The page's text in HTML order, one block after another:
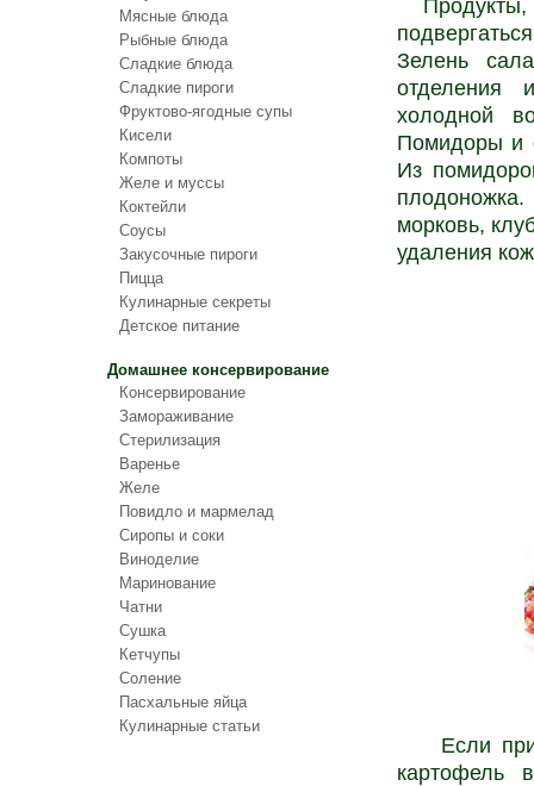
Мясные блюда
Рыбные блюда
Сладкие блюда
Сладкие пироги
Фруктово-ягодные супы
Кисели
Компоты
Желе и муссы
Коктейли
Соусы
Закусочные пироги
Пицца
Кулинарные секреты
Детское питание
Домашнее консервирование
Консервирование
Замораживание
Стерилизация
Варенье
Желе
Повидло и мармелад
Сиропы и соки
Виноделие
Маринование
Чатни
Сушка
Кетчупы
Соление
Пасхальные яйца
Кулинарные статьи
Продукты,
Зелень
отделения
холодной
Помидоры и
Из
морковь,
удаления
Если
картофель